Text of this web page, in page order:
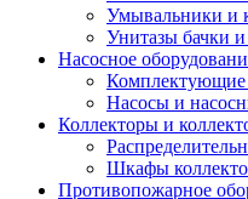
Умывальники и
Унитазы бачки
Насосное
Комплектующие
Насосы и
Коллекторы и
Шкафы
Противопожарное